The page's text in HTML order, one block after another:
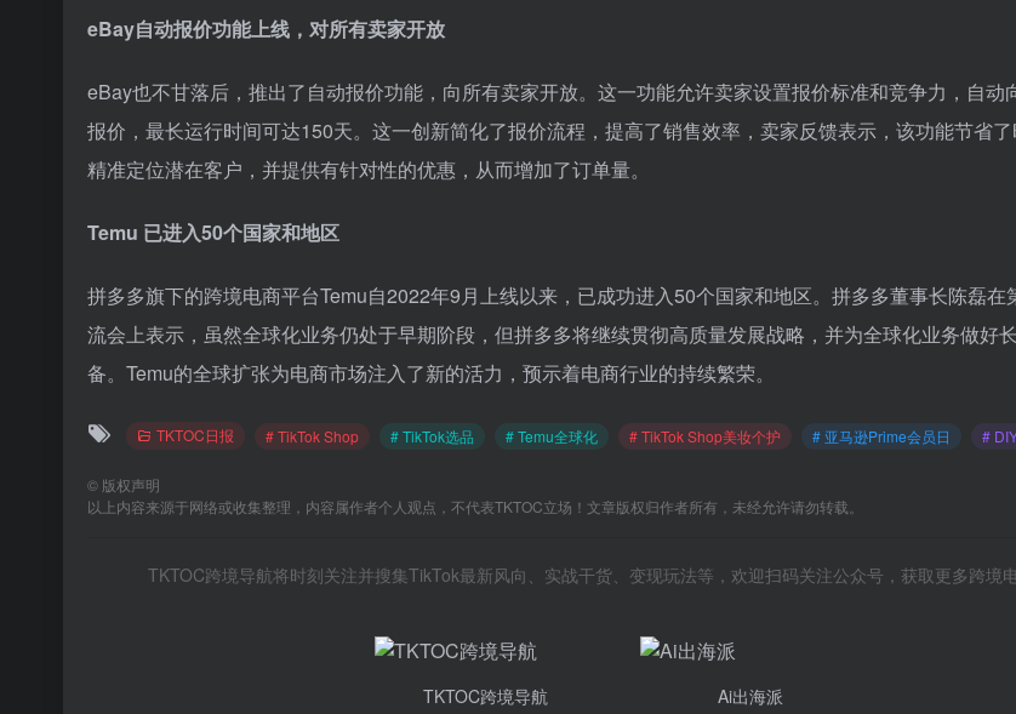
eBay自动报价功能上线，对所有卖家开放
eBay也不甘落后，推出了自动报价功能，向所有卖家开放。这一功能允许卖家设置报价标准和竞争力，自动
报价，最长运行时间可达150天。这一创新简化了报价流程，提高了销售效率，卖家反馈表示，该功能节省
精准定位潜在客户，并提供有针对性的优惠，从而增加了订单量。
Temu 已进入50个国家和地区
拼多多旗下的跨境电商平台Temu自2022年9月上线以来，已成功进入50个国家和地区。拼多多董事长陈磊在
流会上表示，虽然全球化业务仍处于早期阶段，但拼多多将继续贯彻高质量发展战略，并为全球化业务做好
备。Temu的全球扩张为电商市场注入了新的活力，预示着电商行业的持续繁荣。
TKTOC日报 # TikTok Shop # TikTok选品 # Temu全球化 # TikTok Shop美妆个护 # 亚马逊Prime会员日 #
© 版权声明
以上内容来源于网络或收集整理，内容属作者个人观点，不代表TKTOC立场！文章版权归作者所有，未经允许请勿转载。
TKTOC跨境导航将时刻关注并搜集TikTok最新风向、实战干货、变现玩法等，欢迎扫码关注公众号，获取更多跨境电
TKTOC跨境导航 Ai出海派